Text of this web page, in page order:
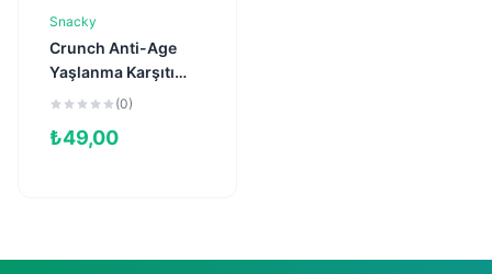
Sepete Ekle
Snacky
Crunch Anti-Age
Yaşlanma Karşıtı
Somonlu Kedi Ödül
(0)
₺49,00